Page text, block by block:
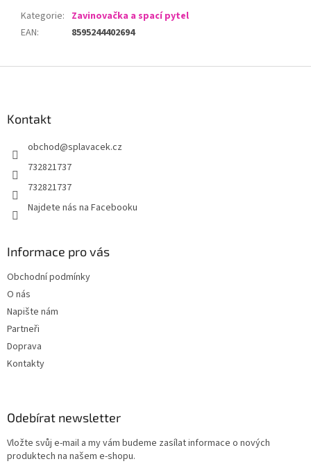
Kategorie: Zavinovačka a spací pytel
EAN: 8595244402694
Kontakt
obchod@splavacek.cz
732821737
732821737
Najdete nás na Facebooku
Informace pro vás
Obchodní podmínky
O nás
Napište nám
Partneři
Doprava
Kontakty
Odebírat newsletter
Vložte svůj e-mail a my vám budeme zasílat informace o nových
produktech na našem e-shopu.